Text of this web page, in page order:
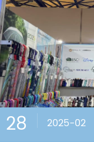
28 2025-02